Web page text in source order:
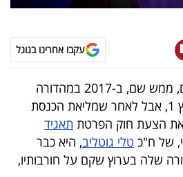
עקבו אחרינו בגוגל
מיכל רבינוביץ' הייתה שם, ממש שם, ב-2017 במהדורה
האחרונה של מבט בערוץ 1, אבל לאחר שמליאת הכנסת
הצעת חוק הפרטת תאגיד
של ח"כ טלי גוטליב, היא כבר
שלה בערוץ שקם על חורבותיו,